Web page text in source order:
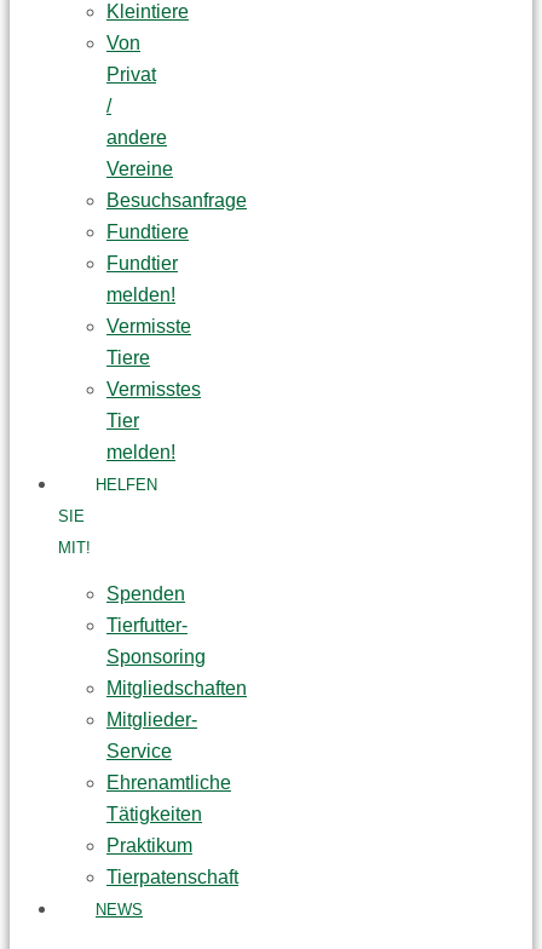
Kleintiere
Von
Privat
/
andere
Vereine
Besuchsanfrage
Fundtiere
Fundtier
melden!
Vermisste
Tiere
Vermisstes
Tier
melden!
HELFEN
SIE
MIT!
Spenden
Tierfutter-
Sponsoring
Mitgliedschaften
Mitglieder-
Service
Ehrenamtliche
Tätigkeiten
Praktikum
Tierpatenschaft
NEWS